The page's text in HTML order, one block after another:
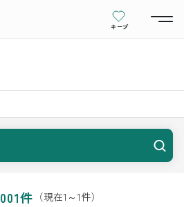
キープ
001件 （現在1 ～1件）